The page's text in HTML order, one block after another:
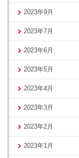
2023年9月
2023年7月
2023年6月
2023年5月
2023年4月
2023年3月
2023年2月
2023年1月